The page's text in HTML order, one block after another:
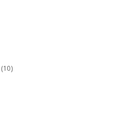
(10)